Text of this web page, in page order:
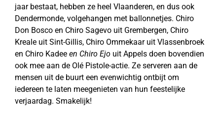
jaar bestaat, hebben ze heel Vlaanderen, en dus ook
Dendermonde, volgehangen met ballonnetjes. Chiro
Don Bosco en Chiro Sagevo uit Grembergen, Chiro
Kreale uit Sint-Gillis, Chiro Ommekaar uit Vlassenbroek
en Chiro Kadee en Chiro Ejo uit Appels doen bovendien
ook mee aan de Olé Pistole-actie. Ze serveren aan de
mensen uit de buurt een evenwichtig ontbijt om
iedereen te laten meegenieten van hun feestelijke
verjaardag. Smakelijk!